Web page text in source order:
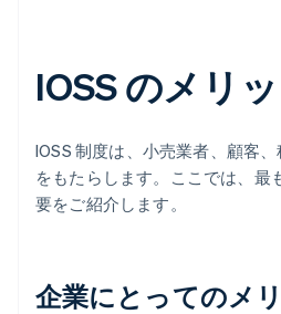
IOSS のメリ
IOSS 制度は、小売業者、顧客
をもたらします。ここでは、最
要をご紹介します。
企業にとってのメ